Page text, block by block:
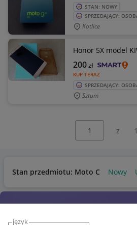
język
STAN: NOWY
SPRZEDAJĄCY:
Kotlice
Honor 5X model
KUP TERAZ
200zł
SPRZEDAJĄCY:
Sztum
z 1
Stan przedmiotu: Moto C Nowy